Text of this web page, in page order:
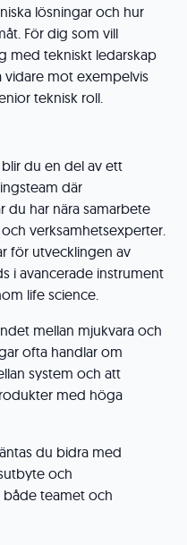
lösningar och hur
För dig som vill
med tekniskt ledarskap
mot exempelvis
teknisk roll.
du en del av ett
där
du har nära samarbete
verksamhetsexperter.
för utvecklingen av
i avancerade instrument
life science.
mellan mjukvara och
ofta handlar om
system och att
med höga
du bidra med
och
både teamet och